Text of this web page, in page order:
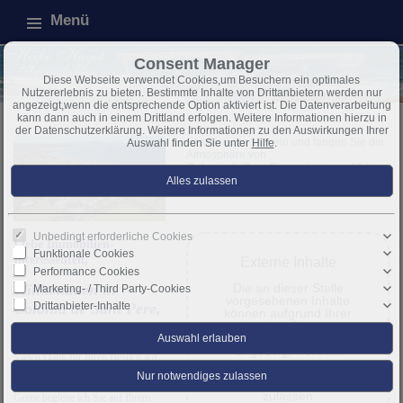
Menü
Liebe Immobilien-
Interessenten,
Willkommen in
Colonia de Sant Pere,
Arta,
Vielen Dank für Ihren Besuch auf
Mallorca-Webseite.
Stimmen Sie sich ein und fangen Sie die
Colonia de Sant Peremit diesemVideo
ein:
aktuellen Consent-
Einstellungen nicht
angezeigt werden.
Drittanbieter-Inhalte
zulassen
Consent Manager
Diese Webseite verwendet Cookies,um Besuchern ein optimales
Nutzererlebnis zu bieten. Bestimmte Inhalte von Drittanbietern werden nur
angezeigt,wenn die entsprechende Option aktiviert ist. Die Datenverarbeitung
kann dann auch in einem Drittland erfolgen. Weitere Informationen hierzu in
der Datenschutzerklärung. Weitere Informationen zu den Auswirkungen Ihrer
Auswahl finden Sie unter Hilfe.
Unbedingt erforderliche Cookies
Funktionale Cookies
Performance Cookies
Marketing- / Third Party-Cookies
Drittanbieter-Inhalte